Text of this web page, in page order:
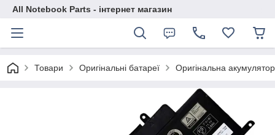
All Notebook Parts - інтернет магазин
Товари Оригінальні батареї Оригінальна